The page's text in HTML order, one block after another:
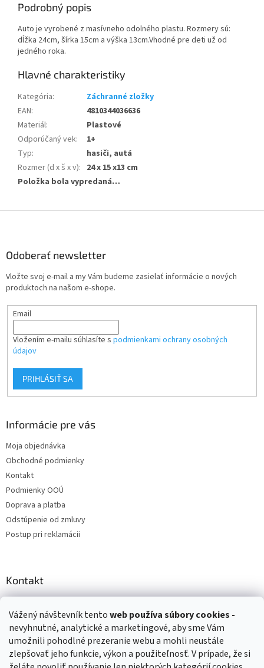
Vážený návštevník tentoweb používasúbory cookies -
nevyhnutné, analytické a marketingové, aby sme Vám
umožnili pohodlné prezeranie webu a mohli neustále
zlepšovať jeho funkcie, výkon a použiteľnosť. V prípade, že si
Podrobný popis
Auto je vyrobené z masívneho odolného plastu. Rozmery sú:
dĺžka 24cm, šírka 15cm a výška 13cm.Vhodné pre deti už od
jedného roka.
Kategória:
Záchranné zložky
EAN:
4810344036636
Materiál:
Plastové
Odporúčaný vek:
1+
Typ:
hasiči, autá
Rozmer (d x š x v): 24 x 15 x13 cm
Položka bola vypredaná…
Odoberať newsletter
Vložte svoj e-mail a my Vám budeme zasielať informácie o nových
produktoch na našom e-shope.
Email
Vložením e-mailu súhlasíte s podmienkami ochrany osobných
údajov
PRIHLÁSIŤ SA
Informácie pre vás
Moja objednávka
Obchodné podmienky
Kontakt
Podmienky OOÚ
Doprava a platba
Odstúpenie od zmluvy
Postup pri reklamácii
Kontakt
+421 903 144 673